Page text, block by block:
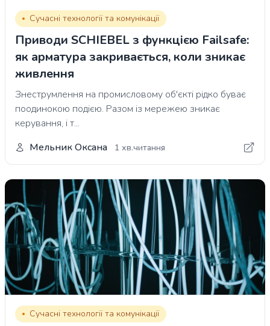
Сучасні технології та комунікації
Приводи SCHIEBEL з функцією Failsafe:
як арматура закривається, коли зникає
живлення
Знеструмлення на промисловому об'єкті рідко буває
поодинокою подією. Разом із мережею зникає
керування, і т...
Мельник Оксана
1 хв.читання
Сучасні технології та комунікації